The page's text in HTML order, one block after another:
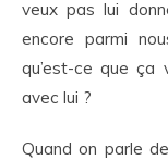
veux pas lui
encore parmi
qu’est-ce que ça
avec lui ?
Quand on parle